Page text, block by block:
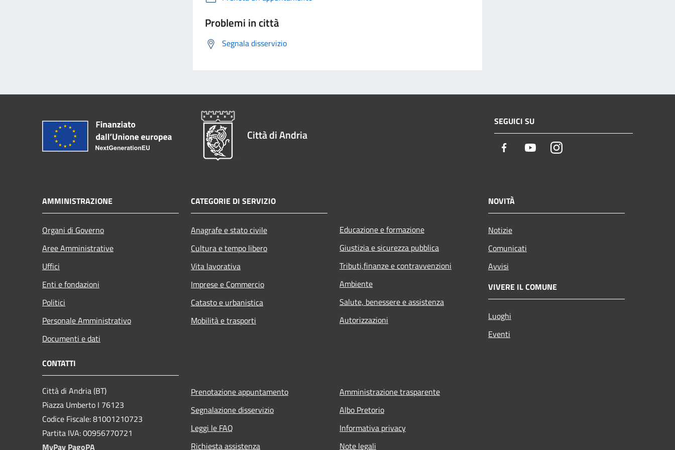
Problemi in città
Segnala disservizio
Città di Andria
SEGUICI SU
Facebook YoutubeInstagram
AMMINISTRAZIONE
Organi di Governo
Aree Amministrative
Uffici
Enti e fondazioni
Politici
Personale Amministrativo
Documenti e dati
CATEGORIE DI SERVIZIO
Anagrafe e stato civile
Cultura e tempo libero
Vita lavorativa
Imprese e Commercio
Catasto e urbanistica
Mobilità e trasporti
Educazione e formazione
Giustizia e sicurezza pubblica
Tributi,finanze e contravvenzioni
Ambiente
Salute, benessere e assistenza
Autorizzazioni
NOVITÀ
Notizie
Comunicati
Avvisi
VIVERE IL COMUNE
Luoghi
Eventi
CONTATTI
Città di Andria (BT)
Piazza Umberto I 76123
Codice Fiscale: 81001210723
Partita IVA: 00956770721
MyPay PagoPA
Prenotazione appuntamento
Segnalazione disservizio
Leggi le FAQ
Richiesta assistenza
Amministrazione trasparente
Albo Pretorio
Informativa privacy
Note legali